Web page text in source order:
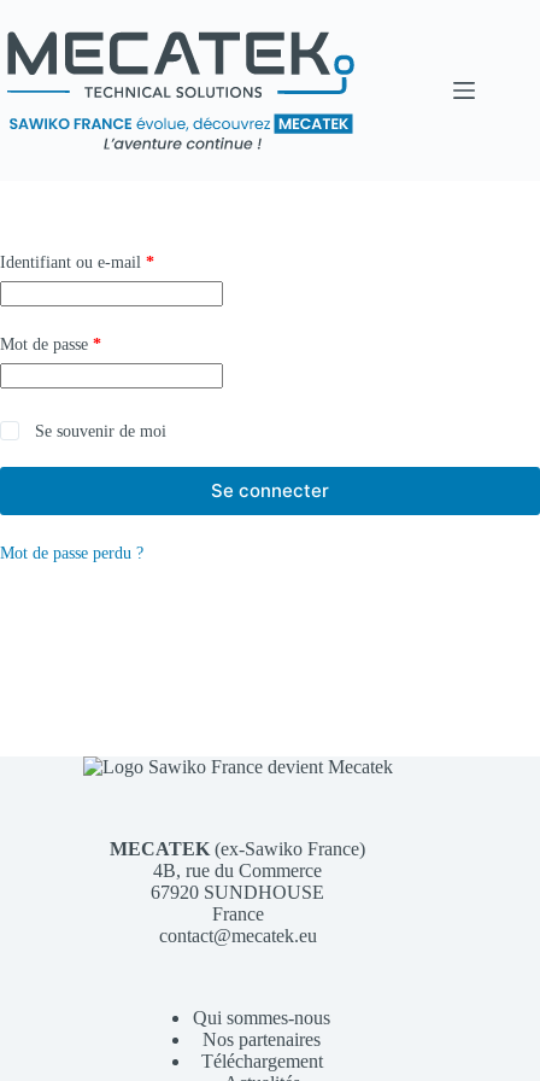
Identifiant ou e-mail *
Mot de passe *
Se souvenir de moi
Se connecter
Mot de passe perdu ?
MECATEK (ex-Sawiko France)
4B, rue du Commerce
67920 SUNDHOUSE
France
contact@mecatek.eu
Qui sommes-nous
Nos partenaires
Téléchargement